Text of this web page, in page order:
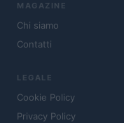
MAGAZINE
Chi siamo
Contatti
LEGALE
Cookie Policy
Privacy Policy